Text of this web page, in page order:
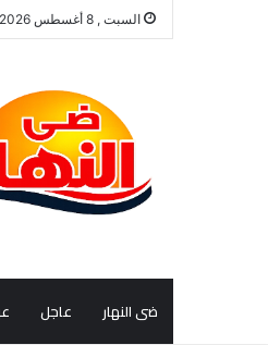
السبت , 8 أغسطس 2026
ضى النهار عاجل